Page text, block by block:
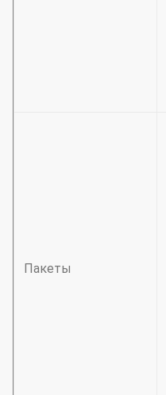
Пакеты